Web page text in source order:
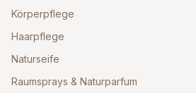
Körperpflege
Haarpflege
Naturseife
Raumsprays & Naturparfum